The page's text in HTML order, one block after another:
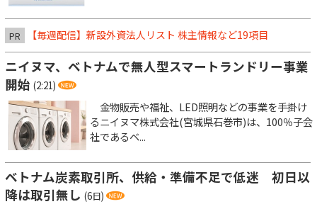
PR 【毎週配信】新設外資法人リスト 株主情報など19項目
ニイヌマ、ベトナムで無人型スマートランドリー事業
開始 (2:21)
金物販売や福祉、LED照明などの事業を手掛け
るニイヌマ株式会社(宮城県石巻市)は、100％子会
社であるベ...
ベトナム炭素取引所、供給・準備不足で低迷 初日以
降は取引無し (6日)